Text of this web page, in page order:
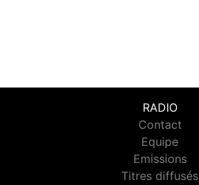
RADIO
Contact
Equipe
Emissions
Titres diffusés